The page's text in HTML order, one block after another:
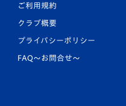
ご利用規約
クラブ概要
プライバシーポリシー
FAQ〜お問合せ〜